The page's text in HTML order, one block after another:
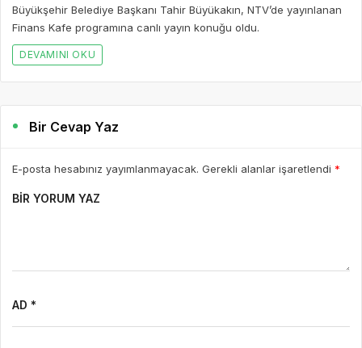
Büyükşehir Belediye Başkanı Tahir Büyükakın, NTV’de yayınlanan
Finans Kafe programına canlı yayın konuğu oldu.
DEVAMINI OKU
Bir Cevap Yaz
E-posta hesabınız yayımlanmayacak. Gerekli alanlar işaretlendi *
BIR YORUM YAZ
AD *